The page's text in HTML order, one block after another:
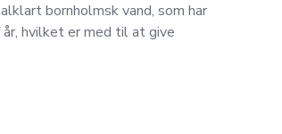
bornholmsk vand, som har
hvilket er med til at give